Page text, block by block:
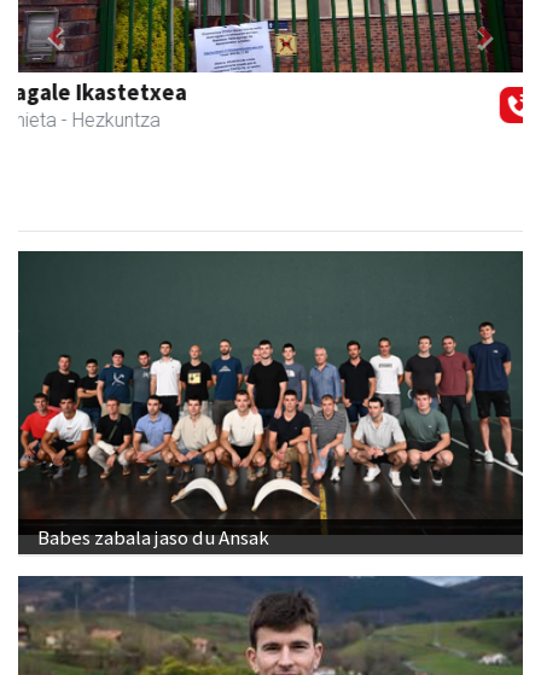
Urnietako AEK euskaltegia
Urnieta - Euskaltegiak
Previous Next
Babes zabala jaso du Ansak